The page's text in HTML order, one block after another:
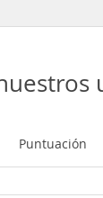
Puntuación